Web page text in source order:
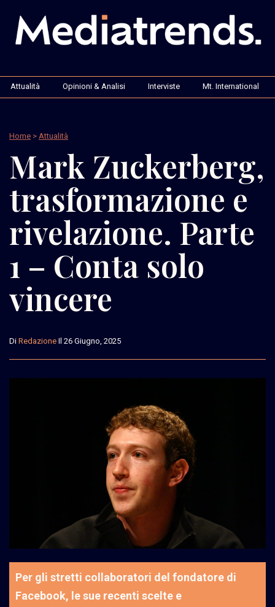
Attualità Opinioni & Analisi Interviste Mt. International
Home > Attualità
Mark Zuckerberg,
trasformazione e
rivelazione. Parte
1 – Conta solo
vincere
Di Redazione Il 26 Giugno, 2025
Per gli stretti collaboratori del fondatore di
Facebook, le sue recenti scelte e